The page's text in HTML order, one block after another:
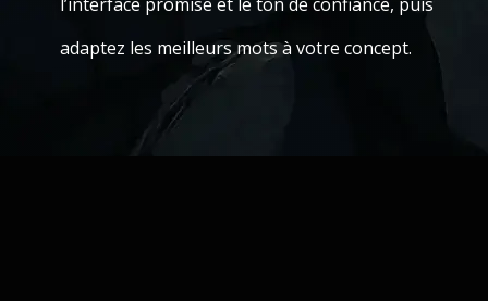
adaptez les meilleurs mots à votre concept.